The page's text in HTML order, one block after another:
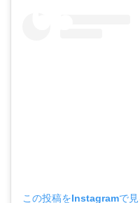
この投稿をInstagramで見